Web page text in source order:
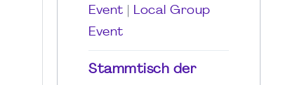
Event
Local Group
Event
Stammtisch der